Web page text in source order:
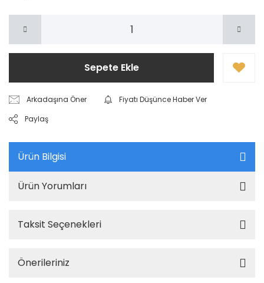
Sepete Ekle
Arkadaşına Öner
Fiyatı Düşünce Haber Ver
Paylaş
Ürün Bilgisi
Ürün Yorumları
Taksit Seçenekleri
Önerileriniz